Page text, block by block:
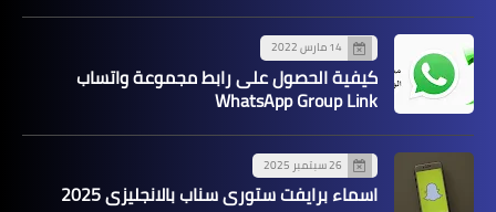
14 مارس 2022
كيفية الحصول على رابط مجموعة واتساب
WhatsApp Group Link
26 سبتمبر 2025
اسماء برايفت ستوري سناب بالانجليزي 2025